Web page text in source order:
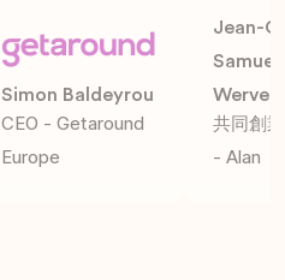
Simon Baldeyrou
CEO - Getaround
Europe
Jean-
Werve
共同創
- Alan